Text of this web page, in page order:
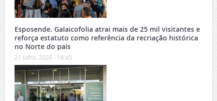
Esposende. Galaicofolia atrai mais de 25 mil visitantes e
reforça estatuto como referência da recriação histórica
no Norte do país
21 Julho, 2026 - 18:45